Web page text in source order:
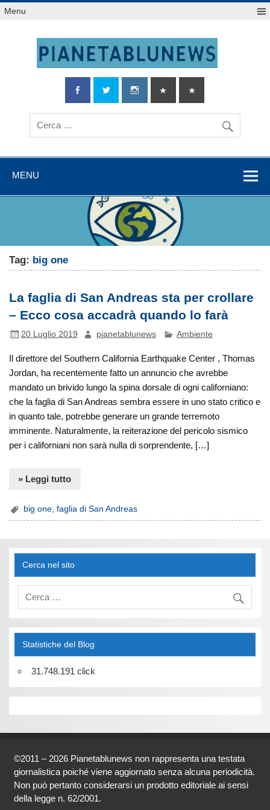
Salta
alMenu
MENU
Tag: big one
La faglia di San Andreas sta per crollare
– Ecco cosa accadrà quando lo farà
20 Luglio 2019 pianetablunews Ambiente
Il direttore del Southern California Earthquake Center , Thomas
Jordan, ha recentemente fatto un annuncio che avrebbe
mandato un brivido lungo la spina dorsale di ogni californiano:
che la faglia di San Andreas sembra essere in uno stato critico e
in quanto tale, potrebbe generare un grande terremoto
imminente. Naturalmente, la reiterazione del pericolo sismico
per i californiani non sarà nulla di sorprendente, […]
» Leggi tutto
big one ,faglia di San Andreas
Cerca nel sito
Statistiche del Blog
31.748.191 click
©2011 – 2026 Pianetablunews non rappresenta una testata
giornalistica poiché viene aggiornato senza alcuna periodicità.
Non può pertanto considerarsi un prodotto editoriale ai sensi
della legge n. 62/2001.